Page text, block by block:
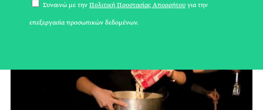
Συναινώ με την Πολιτική Προστασίας Απορρήτου για την
επεξεργασία προσωπικών δεδομένων.